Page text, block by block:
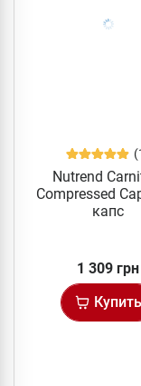
Nutrend
Compressed
капс
1 309 грн
Купить